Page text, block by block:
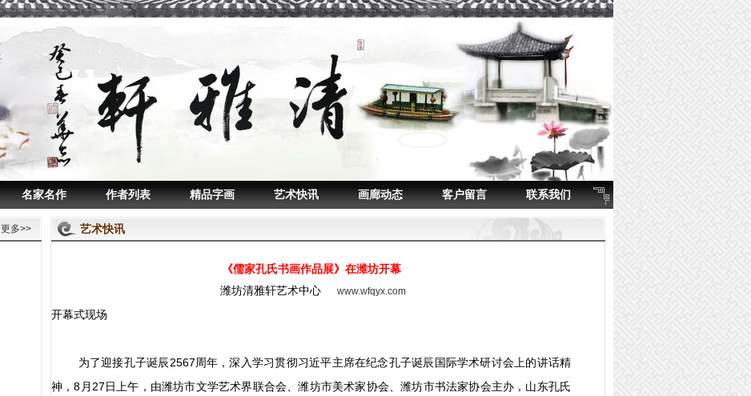
名家名作 作者列表 精品字画 艺术快讯 画廊动态 客户留言 联系我们
更多>> 艺术快讯
《儒家孔氏书画作品展》在潍坊开幕
潍坊清雅轩艺术中心
www.wfqyx.com
开幕式现场
为了迎接孔子诞辰2567周年，深入学习贯彻习近平主席在纪念孔子诞辰国际学术研讨会上的讲话精
神，8月27日上午，由潍坊市文学艺术界联合会、潍坊市美术家协会、潍坊市书法家协会主办，山东孔氏